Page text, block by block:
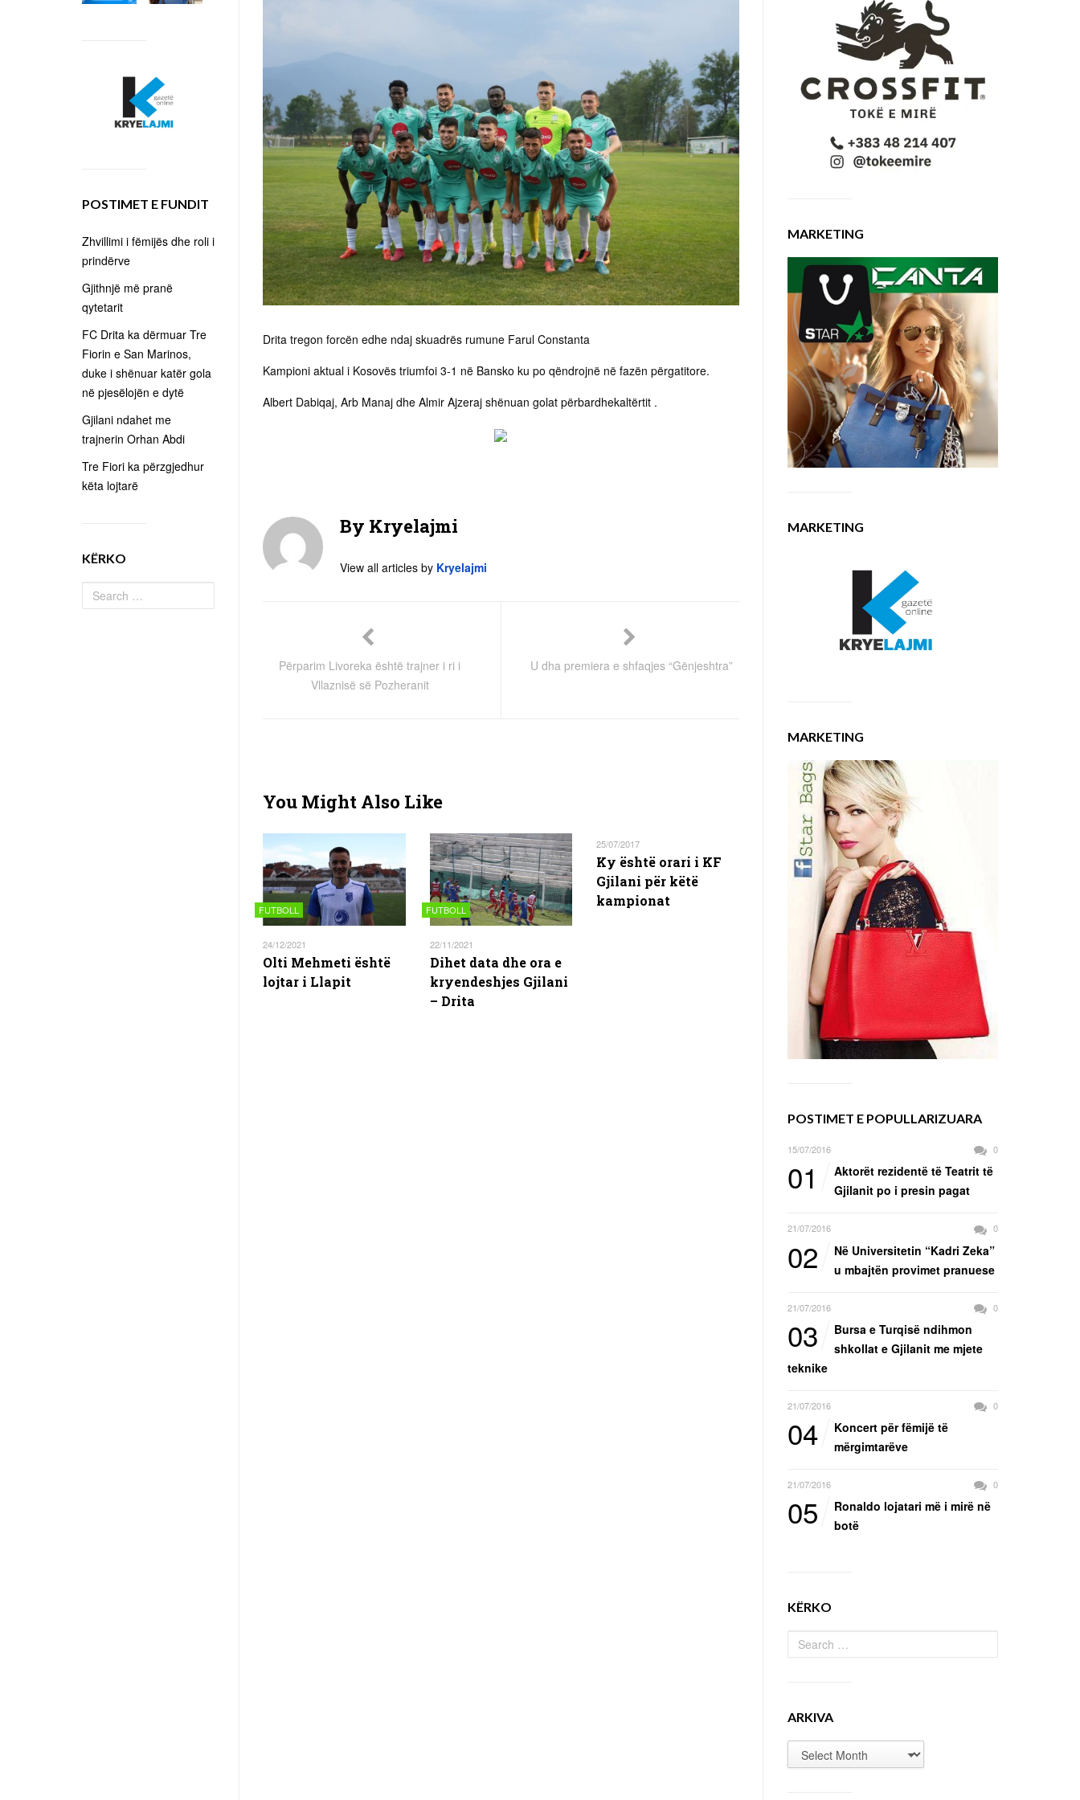
Drita tregon forcën edhe ndaj skuadrës rumune Farul Constanta
Kampioni aktual i Kosovës triumfoi 3-1 në Bansko ku po qëndrojnë në fazën përgatitore.
Albert Dabiqaj, Arb Manaj dhe Almir Ajzeraj shënuan golat përbardhekaltërtit .
By Kryelajmi
View all articles by Kryelajmi
Përparim Livoreka është trajner i ri i
Vllaznisë së Pozheranit
U dha premiera e shfaqjes “Gënjeshtra”
You Might Also Like
FUTBOLL
24/12/2021
Olti Mehmeti është
lojtar i Llapit
FUTBOLL
22/11/2021
Dihet data dhe ora e
kryendeshjes Gjilani
– Drita
25/07/2017
Ky është orari i KF
Gjilani për këtë
kampionat
MARKETING
MARKETING
MARKETING
POSTIMET E POPULLARIZUARA
15/07/2016 0
01
Aktorët rezidentë të Teatrit të
Gjilanit po i presin pagat
21/07/2016 0
02
Në Universitetin “Kadri Zeka”
u mbajtën provimet pranuese
21/07/2016 0
03
Bursa e Turqisë ndihmon
shkollat e Gjilanit me mjete
teknike
21/07/2016 0
04
Koncert për fëmijë të
mërgimtarëve
21/07/2016 0
05
Ronaldo lojatari më i mirë në
botë
KËRKO
ARKIVA
POSTIMET E FUNDIT
Zhvillimi i fëmijës dhe roli i
prindërve
Gjithnjë më pranë
qytetarit
FC Drita ka dërmuar Tre
Fiorin e San Marinos,
duke i shënuar katër gola
në pjesëlojën e dytë
Gjilani ndahet me
trajnerin Orhan Abdi
Tre Fiori ka përzgjedhur
këta lojtarë
KËRKO